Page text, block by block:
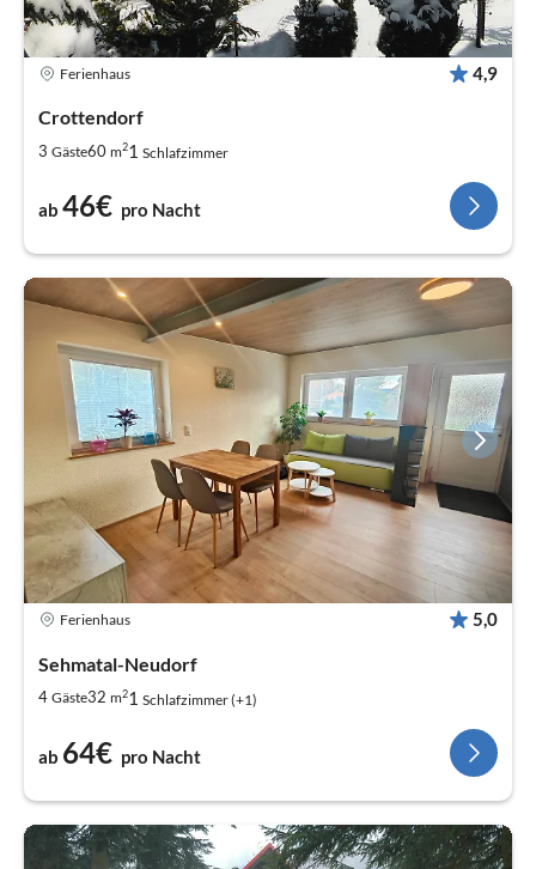
Ferienhaus 4,9
Crottendorf
3 Gäste60 m21 Schlafzimmer
ab 46€ pro Nacht
Ferienhaus 5,0
Sehmatal-Neudorf
4 Gäste32 m21 Schlafzimmer (+1)
ab 64€ pro Nacht